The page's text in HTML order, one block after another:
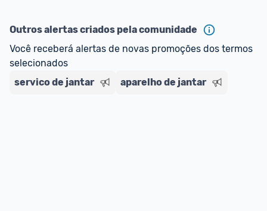
Outros alertas criados pela comunidade
Você receberá alertas de novas promoções dos termos
selecionados
servico de jantar
aparelho de jantar